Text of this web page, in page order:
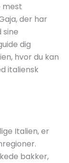
mest
der har
dig
hvor du kan
italiensk
Italien, er
bakker,